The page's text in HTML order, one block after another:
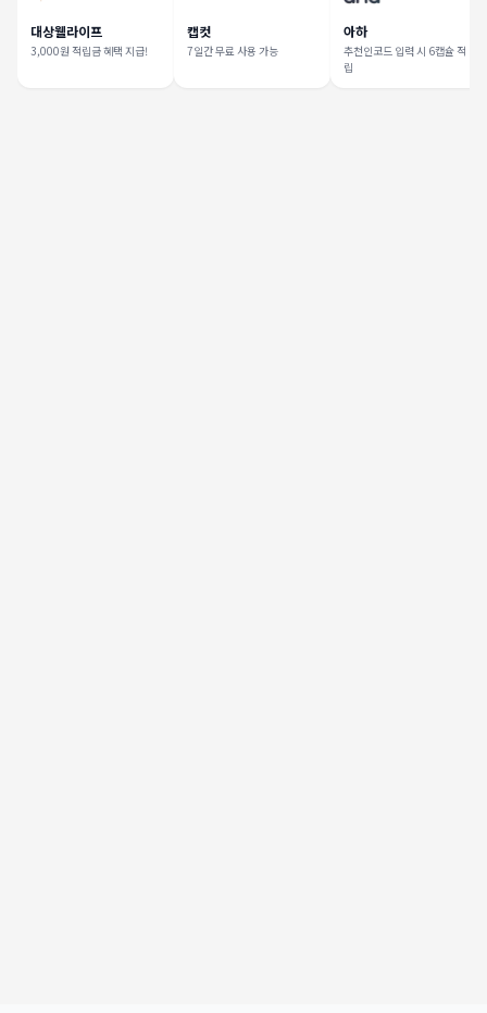
대상웰라이프
3,000원 적립금 혜택 지급!
캡컷
7일간 무료 사용 가능
아하
추천인코드 입력 시 6캡슐 적
립